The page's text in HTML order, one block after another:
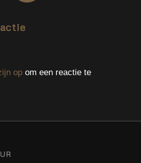
opom een reactie te